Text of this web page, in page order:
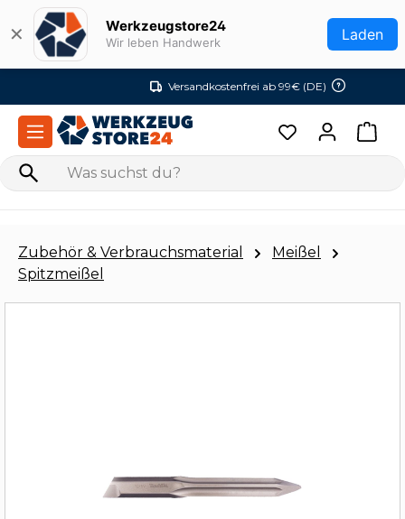
Zum Hauptinhalt springen
✕ Werkzeugstore24
Wir leben Handwerk Laden
Versandkostenfrei ab 99€ (DE)
Zubehör & Verbrauchsmaterial
Meißel
Spitzmeißel